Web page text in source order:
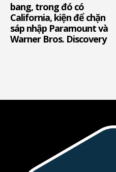
bang, trong đó có
California, kiện để chặn
sáp nhập Paramount và
Warner Bros. Discovery